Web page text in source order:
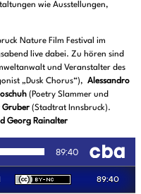
wie Ausstellungen,
Nature Film Festival im
live dabei. Zu hören sind
und Veranstalter des
„Dusk Chorus“), Alessandro
(Poetry Slammer und
Gruber (Stadtrat Innsbruck).
Georg Rainalter